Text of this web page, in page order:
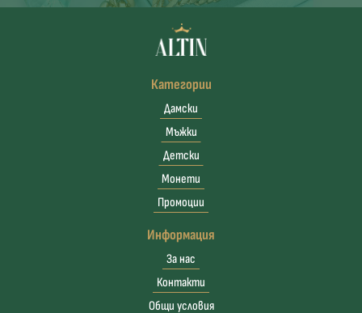
Категории
Дамски
Мъжки
Детски
Монети
Промоции
Информация
За нас
Контакти
Общи условия